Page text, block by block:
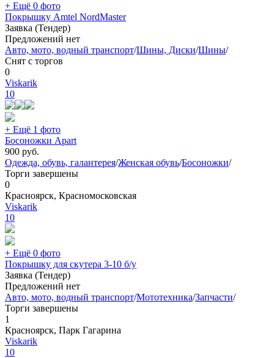
+ Ещё 0 фото
Покрышку Amtel NordMaster
Заявка (Тендер)
Предложений нет
Авто, мото, водный транспорт/Шины, Диски/Шины/
Снят с торгов
0
Viskarik
10
+ Ещё 1 фото
Босоножки Apart
900 руб.
Одежда, обувь, галантерея/Женская обувь/Босоножки/
Торги завершены
0
Красноярск, Красномосковская
Viskarik
10
+ Ещё 0 фото
Покрышку для скутера 3-10 б/у
Заявка (Тендер)
Предложений нет
Авто, мото, водный транспорт/Мототехника/Запчасти/
Торги завершены
1
Красноярск, Парк Гагарина
Viskarik
10